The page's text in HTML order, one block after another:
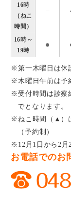
16時
（ねこ
時間）
―
16時～
19時
●
※第一木曜日は休
※木曜日午前は予
※受付時間は診察
でとなります。
※ねこ時間（▲）
（予約制）
※12月1日から2月
お電話でのお